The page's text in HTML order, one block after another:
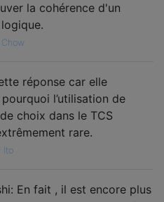
la cohérence d'un
réponse car elle
l’utilisation de
de choix dans le TCS
rare.
Ito
En fait , il est encore plus